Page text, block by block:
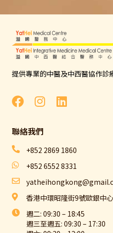
提供專業的中醫及中西醫協作診
聯絡我們​
+852 2869 1860
+852 6552 8331
香港中環昭隆街9號歐銀中
週二: 09:30 – 18:45
週三至週五: 09:30 – 17:30